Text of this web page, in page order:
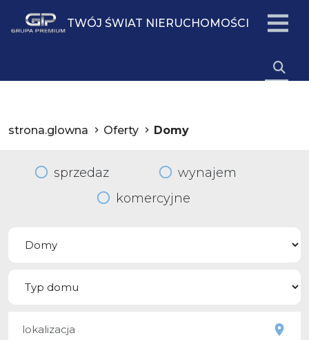
TWÓJ ŚWIAT NIERUCHOMOŚCI
strona.glowna Oferty Domy
sprzedaz
wynajem
komercyjne